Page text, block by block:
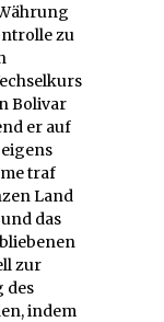
zu
Bolivar
er auf
traf
Land
das
zur
des
indem